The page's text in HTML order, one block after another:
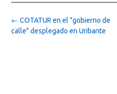
Post
navigation
← COTATUR en el "gobierno de
calle" desplegado en Uribante